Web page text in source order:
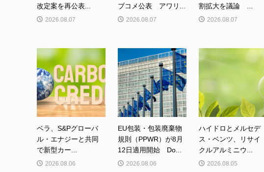
改定案を再公表...
2026.08.07
ブコメ公表 アワリ...
2026.08.07
割拡大を議論 ...
2026.08.07
ベラ、S&Pグローバ
ル・エナジーと共同
で新型カー...
2026.08.06
EU包装・包装廃棄物
規則（PPWR）が8月
12日適用開始 Do...
2026.08.06
ハイドロとメルセデ
ス・ベンツ、リサイ
クルアルミニウ...
2026.08.05